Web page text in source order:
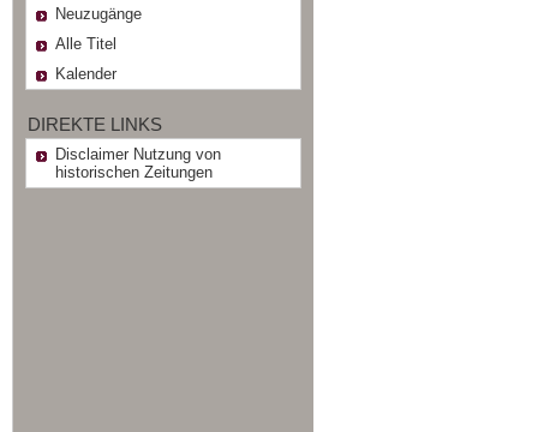
Neuzugänge
Alle Titel
Kalender
DIREKTE LINKS
Disclaimer Nutzung von
historischen Zeitungen